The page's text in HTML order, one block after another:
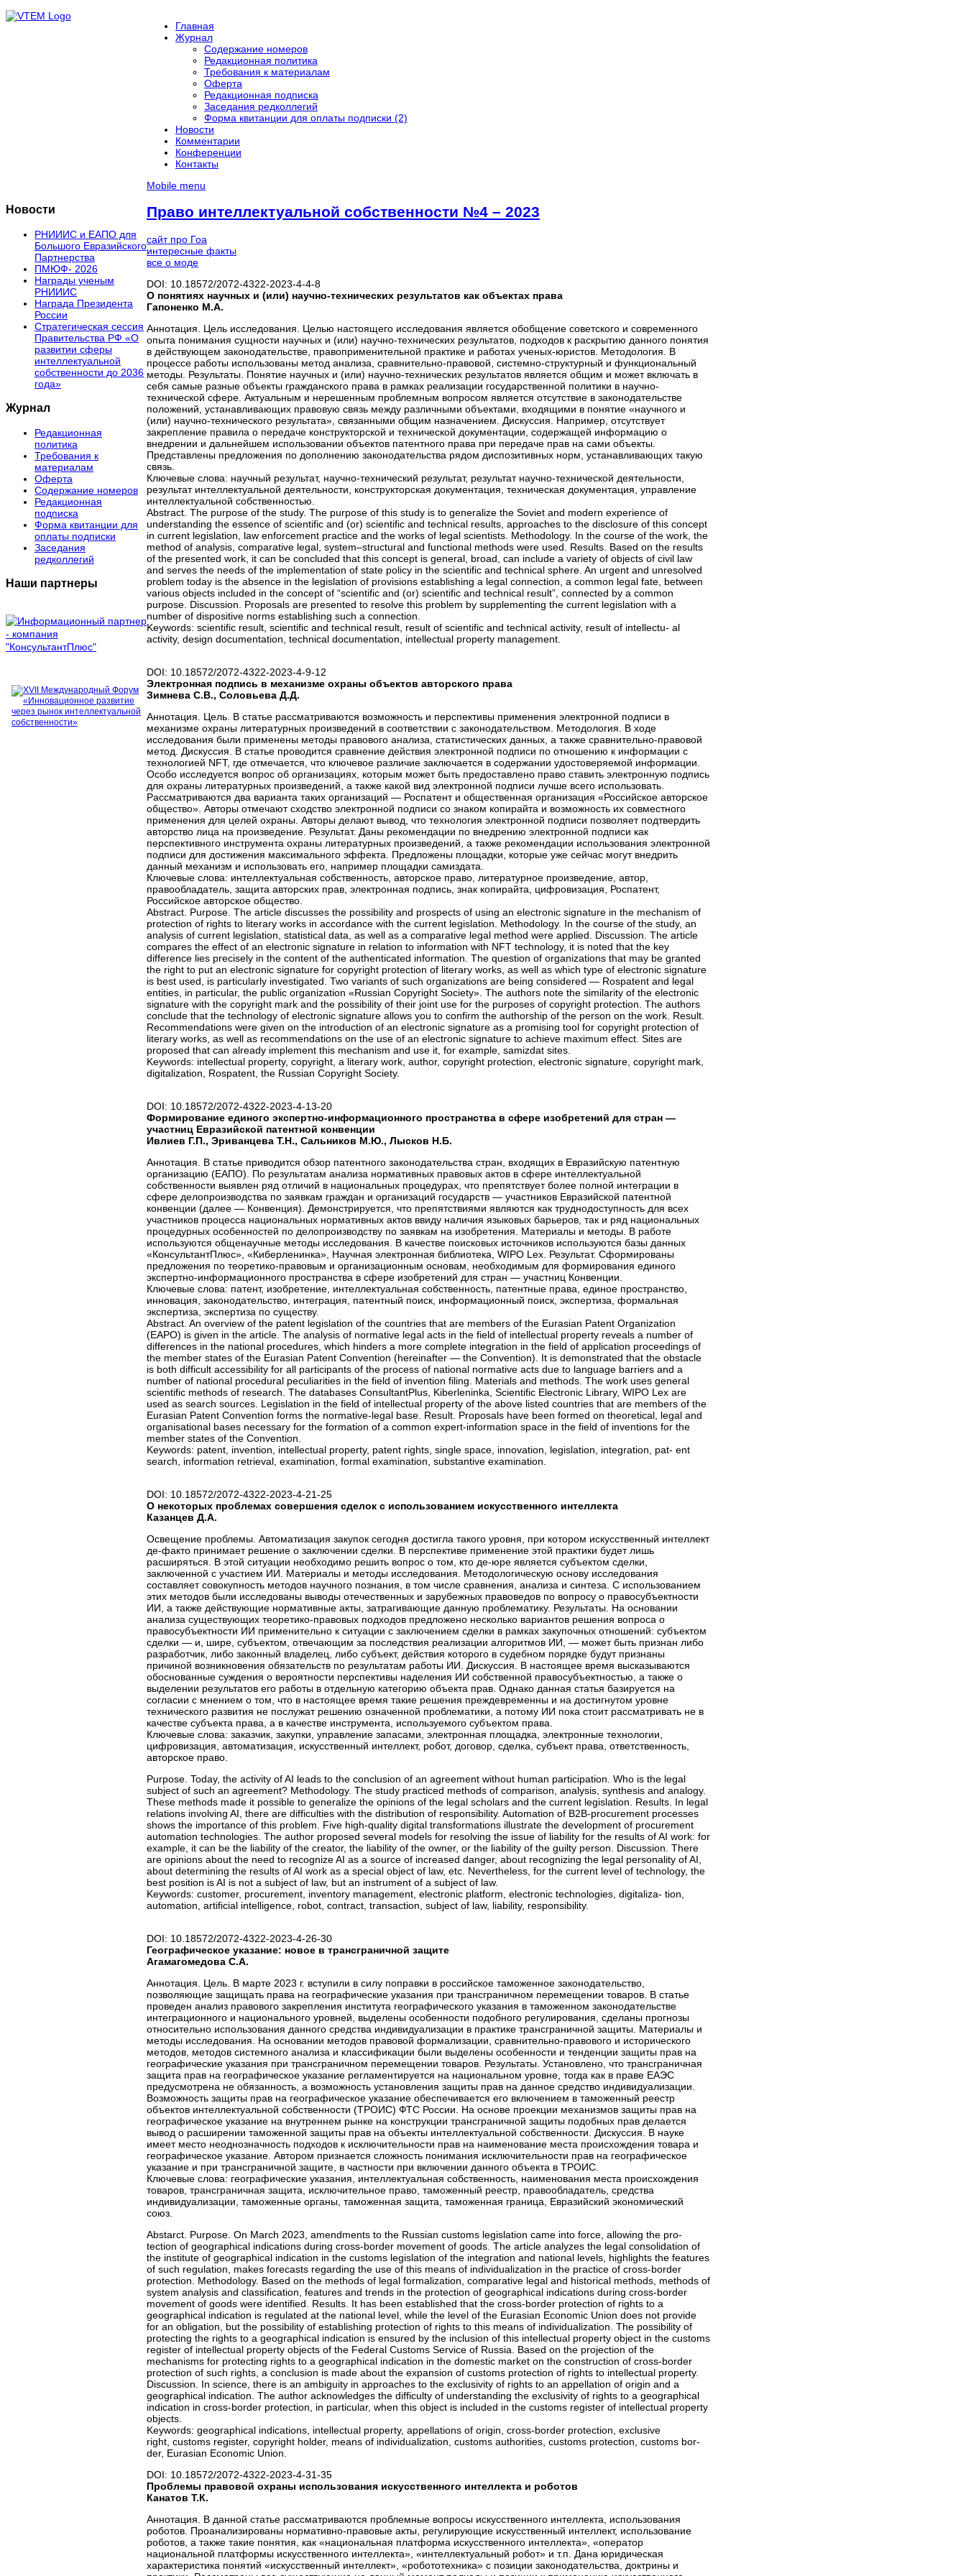
Главная
Журнал
Содержание номеров
Редакционная политика
Требования к материалам
Оферта
Редакционная подписка
Заседания редколлегий
Форма квитанции для оплаты подписки (2)
Новости
Комментарии
Конференции
Контакты
Mobile menu
Новости
РНИИИС и ЕАПО для
Большого Евразийского
Партнерства
ПМЮФ- 2026
Награды ученым
РНИИИС
Награда Президента
России
Стратегическая сессия
Правительства РФ «О
развитии сферы
интеллектуальной
собственности до 2036
года»
Журнал
Редакционная
политика
Требования к
материалам
Оферта
Содержание номеров
Редакционная
подписка
Форма квитанции для
оплаты подписки
Заседания
редколлегий
Наши партнеры
Право интеллектуальной собственности №4 – 2023
сайт про Гоа
интересные факты
все о моде
DOI: 10.18572/2072-4322-2023-4-4-8
О понятиях научных и (или) научно-технических результатов как объектах права
Гапоненко М.А.
Аннотация. Цель исследования. Целью настоящего исследования является обобщение советского и современного
опыта понимания сущности научных и (или) научно-технических результатов, подходов к раскрытию данного понятия
в действующем законодательстве, правоприменительной практике и работах ученых-юристов. Методология. В
процессе работы использованы метод анализа, сравнительно-правовой, системно-структурный и функциональный
методы. Результаты. Понятие научных и (или) научно-технических результатов является общим и может включать в
себя самые разные объекты гражданского права в рамках реализации государственной политики в научно-
технической сфере. Актуальным и нерешенным проблемным вопросом является отсутствие в законодательстве
положений, устанавливающих правовую связь между различными объектами, входящими в понятие «научного и
(или) научно-технического результата», связанными общим назначением. Дискуссия. Например, отсутствует
закрепление правила о передаче конструкторской и технической документации, содержащей информацию о
внедрении и дальнейшем использовании объектов патентного права при передаче прав на сами объекты.
Представлены предложения по дополнению законодательства рядом диспозитивных норм, устанавливающих такую
связь.
Ключевые слова: научный результат, научно-технический результат, результат научно-технической деятельности,
результат интеллектуальной деятельности, конструкторская документация, техническая документация, управление
интеллектуальной собственностью.
Abstract. The purpose of the study. The purpose of this study is to generalize the Soviet and modern experience of
understanding the essence of scientific and (or) scientific and technical results, approaches to the disclosure of this concept
in current legislation, law enforcement practice and the works of legal scientists. Methodology. In the course of the work, the
method of analysis, comparative legal, system–structural and functional methods were used. Results. Based on the results
of the presented work, it can be concluded that this concept is general, broad, can include a variety of objects of civil law
and serves the needs of the implementation of state policy in the scientific and technical sphere. An urgent and unresolved
problem today is the absence in the legislation of provisions establishing a legal connection, a common legal fate, between
various objects included in the concept of “scientific and (or) scientific and technical result”, connected by a common
purpose. Discussion. Proposals are presented to resolve this problem by supplementing the current legislation with a
number of dispositive norms establishing such a connection.
Keywords: scientific result, scientific and technical result, result of scientific and technical activity, result of intellectu- al
activity, design documentation, technical documentation, intellectual property management.
DOI: 10.18572/2072-4322-2023-4-9-12
Электронная подпись в механизме охраны объектов авторского права
Зимнева С.В., Соловьева Д.Д.
Аннотация. Цель. В статье рассматриваются возможность и перспективы применения электронной подписи в
механизме охраны литературных произведений в соответствии с законодательством. Методология. В ходе
исследования были применены методы правового анализа, статистических данных, а также сравнительно-правовой
метод. Дискуссия. В статье проводится сравнение действия электронной подписи по отношению к информации с
технологией NFT, где отмечается, что ключевое различие заключается в содержании удостоверяемой информации.
Особо исследуется вопрос об организациях, которым может быть предоставлено право ставить электронную подпись
для охраны литературных произведений, а также какой вид электронной подписи лучше всего использовать.
Рассматриваются два варианта таких организаций — Роспатент и общественная организация «Российское авторское
общество». Авторы отмечают сходство электронной подписи со знаком копирайта и возможность их совместного
применения для целей охраны. Авторы делают вывод, что технология электронной подписи позволяет подтвердить
авторство лица на произведение. Результат. Даны рекомендации по внедрению электронной подписи как
перспективного инструмента охраны литературных произведений, а также рекомендации использования электронной
подписи для достижения максимального эффекта. Предложены площадки, которые уже сейчас могут внедрить
данный механизм и использовать его, например площадки самиздата.
Ключевые слова: интеллектуальная собственность, авторское право, литературное произведение, автор,
правообладатель, защита авторских прав, электронная подпись, знак копирайта, цифровизация, Роспатент,
Российское авторское общество.
Abstract. Purpose. The article discusses the possibility and prospects of using an electronic signature in the mechanism of
protection of rights to literary works in accordance with the current legislation. Methodology. In the course of the study, an
analysis of current legislation, statistical data, as well as a comparative legal method were applied. Discussion. The article
compares the effect of an electronic signature in relation to information with NFT technology, it is noted that the key
difference lies precisely in the content of the authenticated information. The question of organizations that may be granted
the right to put an electronic signature for copyright protection of literary works, as well as which type of electronic signature
is best used, is particularly investigated. Two variants of such organizations are being considered — Rospatent and legal
entities, in particular, the public organization «Russian Copyright Society». The authors note the similarity of the electronic
signature with the copyright mark and the possibility of their joint use for the purposes of copyright protection. The authors
conclude that the technology of electronic signature allows you to confirm the authorship of the person on the work. Result.
Recommendations were given on the introduction of an electronic signature as a promising tool for copyright protection of
literary works, as well as recommendations on the use of an electronic signature to achieve maximum effect. Sites are
proposed that can already implement this mechanism and use it, for example, samizdat sites.
Keywords: intellectual property, copyright, a literary work, author, copyright protection, electronic signature, copyright mark,
digitalization, Rospatent, the Russian Copyright Society.
DOI: 10.18572/2072-4322-2023-4-13-20
Формирование единого экспертно-информационного пространства в сфере изобретений для стран —
участниц Евразийской патентной конвенции
Ивлиев Г.П., Эриванцева Т.Н., Сальников М.Ю., Лысков Н.Б.
Аннотация. В статье приводится обзор патентного законодательства стран, входящих в Евразийскую патентную
организацию (ЕАПО). По результатам анализа нормативных правовых актов в сфере интеллектуальной
собственности выявлен ряд отличий в национальных процедурах, что препятствует более полной интеграции в
сфере делопроизводства по заявкам граждан и организаций государств — участников Евразийской патентной
конвенции (далее — Конвенция). Демонстрируется, что препятствиями являются как труднодоступность для всех
участников процесса национальных нормативных актов ввиду наличия языковых барьеров, так и ряд национальных
процедурных особенностей по делопроизводству по заявкам на изобретения. Материалы и методы. В работе
используются общенаучные методы исследования. В качестве поисковых источников используются базы данных
«КонсультантПлюс», «Киберленинка», Научная электронная библиотека, WIPO Lex. Результат. Сформированы
предложения по теоретико-правовым и организационным основам, необходимым для формирования единого
экспертно-информационного пространства в сфере изобретений для стран — участниц Конвенции.
Ключевые слова: патент, изобретение, интеллектуальная собственность, патентные права, единое пространство,
инновация, законодательство, интеграция, патентный поиск, информационный поиск, экспертиза, формальная
экспертиза, экспертиза по существу.
Abstract. An overview of the patent legislation of the countries that are members of the Eurasian Patent Organization
(EAPO) is given in the article. The analysis of normative legal acts in the field of intellectual property reveals a number of
differences in the national procedures, which hinders a more complete integration in the field of application proceedings of
the member states of the Eurasian Patent Convention (hereinafter — the Convention). It is demonstrated that the obstacle
is both difficult accessibility for all participants of the process of national normative acts due to language barriers and a
number of national procedural peculiarities in the field of invention filing. Materials and methods. The work uses general
scientific methods of research. The databases ConsultantPlus, Kiberleninka, Scientific Electronic Library, WIPO Lex are
used as search sources. Legislation in the field of intellectual property of the above listed countries that are members of the
Eurasian Patent Convention forms the normative-legal base. Result. Proposals have been formed on theoretical, legal and
organisational bases necessary for the formation of a common expert-information space in the field of inventions for the
member states of the Convention.
Keywords: patent, invention, intellectual property, patent rights, single space, innovation, legislation, integration, pat- ent
search, information retrieval, examination, formal examination, substantive examination.
DOI: 10.18572/2072-4322-2023-4-21-25
О некоторых проблемах совершения сделок с использованием искусственного интеллекта
Казанцев Д.А.
Освещение проблемы. Автоматизация закупок сегодня достигла такого уровня, при котором искусственный интеллект
де-факто принимает решение о заключении сделки. В перспективе применение этой практики будет лишь
расширяться. В этой ситуации необходимо решить вопрос о том, кто де-юре является субъектом сделки,
заключенной с участием ИИ. Материалы и методы исследования. Методологическую основу исследования
составляет совокупность методов научного познания, в том числе сравнения, анализа и синтеза. С использованием
этих методов были исследованы выводы отечественных и зарубежных правоведов по вопросу о правосубъектности
ИИ, а также действующие нормативные акты, затрагивающие данную проблематику. Результаты. На основании
анализа существующих теоретико-правовых подходов предложено несколько вариантов решения вопроса о
правосубъектности ИИ применительно к ситуации с заключением сделки в рамках закупочных отношений: субъектом
сделки — и, шире, субъектом, отвечающим за последствия реализации алгоритмов ИИ, — может быть признан либо
разработчик, либо законный владелец, либо субъект, действия которого в судебном порядке будут признаны
причиной возникновения обязательств по результатам работы ИИ. Дискуссия. В настоящее время высказываются
обоснованные суждения о вероятности перспективы наделения ИИ собственной правосубъектностью, а также о
выделении результатов его работы в отдельную категорию объекта прав. Однако данная статья базируется на
согласии с мнением о том, что в настоящее время такие решения преждевременны и на достигнутом уровне
технического развития не послужат решению означенной проблематики, а потому ИИ пока стоит рассматривать не в
качестве субъекта права, а в качестве инструмента, используемого субъектом права.
Ключевые слова: заказчик, закупки, управление запасами, электронная площадка, электронные технологии,
цифровизация, автоматизация, искусственный интеллект, робот, договор, сделка, субъект права, ответственность,
авторское право.
Purpose. Today, the activity of AI leads to the conclusion of an agreement without human participation. Who is the legal
subject of such an agreement? Methodology. The study practiced methods of comparison, analysis, synthesis and analogy.
These methods made it possible to generalize the opinions of the legal scholars and the current legislation. Results. In legal
relations involving AI, there are difficulties with the distribution of responsibility. Automation of B2B-procurement processes
shows the importance of this problem. Five high-quality digital transformations illustrate the development of procurement
automation technologies. The author proposed several models for resolving the issue of liability for the results of AI work: for
example, it can be the liability of the creator, the liability of the owner, or the liability of the guilty person. Discussion. There
are opinions about the need to recognize AI as a source of increased danger, about recognizing the legal personality of AI,
about determining the results of AI work as a special object of law, etc. Nevertheless, for the current level of technology, the
best position is AI is not a subject of law, but an instrument of a subject of law.
Keywords: customer, procurement, inventory management, electronic platform, electronic technologies, digitaliza- tion,
automation, artificial intelligence, robot, contract, transaction, subject of law, liability, responsibility.
DOI: 10.18572/2072-4322-2023-4-26-30
Географическое указание: новое в трансграничной защите
Агамагомедова С.А.
Аннотация. Цель. В марте 2023 г. вступили в силу поправки в российское таможенное законодательство,
позволяющие защищать права на географические указания при трансграничном перемещении товаров. В статье
проведен анализ правового закрепления института географического указания в таможенном законодательстве
интеграционного и национального уровней, выделены особенности подобного регулирования, сделаны прогнозы
относительно использования данного средства индивидуализации в практике трансграничной защиты. Материалы и
методы исследования. На основании методов правовой формализации, сравнительно-правового и исторического
методов, методов системного анализа и классификации были выделены особенности и тенденции защиты прав на
географические указания при трансграничном перемещении товаров. Результаты. Установлено, что трансграничная
защита прав на географическое указание регламентируется на национальном уровне, тогда как в праве ЕАЭС
предусмотрена не обязанность, а возможность установления защиты прав на данное средство индивидуализации.
Возможность защиты прав на географическое указание обеспечивается его включением в таможенный реестр
объектов интеллектуальной собственности (ТРОИС) ФТС России. На основе проекции механизмов защиты прав на
географическое указание на внутреннем рынке на конструкции трансграничной защиты подобных прав делается
вывод о расширении таможенной защиты прав на объекты интеллектуальной собственности. Дискуссия. В науке
имеет место неоднозначность подходов к исключительности прав на наименование места происхождения товара и
географическое указание. Автором признается сложность понимания исключительности прав на географическое
указание и при трансграничной защите, в частности при включении данного объекта в ТРОИС.
Ключевые слова: географические указания, интеллектуальная собственность, наименования места происхождения
товаров, трансграничная защита, исключительное право, таможенный реестр, правообладатель, средства
индивидуализации, таможенные органы, таможенная защита, таможенная граница, Евразийский экономический
союз.
Abstarct. Purpose. On March 2023, amendments to the Russian customs legislation came into force, allowing the pro-
tection of geographical indications during cross-border movement of goods. The article analyzes the legal consolidation of
the institute of geographical indication in the customs legislation of the integration and national levels, highlights the features
of such regulation, makes forecasts regarding the use of this means of individualization in the practice of cross-border
protection. Methodology. Based on the methods of legal formalization, comparative legal and historical methods, methods of
system analysis and classification, features and trends in the protection of geographical indications during cross-border
movement of goods were identified. Results. It has been established that the cross-border protection of rights to a
geographical indication is regulated at the national level, while the level of the Eurasian Economic Union does not provide
for an obligation, but the possibility of establishing protection of rights to this means of individualization. The possibility of
protecting the rights to a geographical indication is ensured by the inclusion of this intellectual property object in the customs
register of intellectual property objects of the Federal Customs Service of Russia. Based on the projection of the
mechanisms for protecting rights to a geographical indication in the domestic market on the construction of cross-border
protection of such rights, a conclusion is made about the expansion of customs protection of rights to intellectual property.
Discussion. In science, there is an ambiguity in approaches to the exclusivity of rights to an appellation of origin and a
geographical indication. The author acknowledges the difficulty of understanding the exclusivity of rights to a geographical
indication in cross-border protection, in particular, when this object is included in the customs register of intellectual property
objects.
Keywords: geographical indications, intellectual property, appellations of origin, cross-border protection, exclusive
right, customs register, copyright holder, means of individualization, customs authorities, customs protection, customs bor-
der, Eurasian Economic Union.
DOI: 10.18572/2072-4322-2023-4-31-35
Проблемы правовой охраны использования искусственного интеллекта и роботов
Канатов Т.К.
Аннотация. В данной статье рассматриваются проблемные вопросы искусственного интеллекта, использования
роботов. Проанализированы нормативно-правовые акты, регулирующие искусственный интеллект, использование
роботов, а также такие понятия, как «национальная платформа искусственного интеллекта», «оператор
национальной платформы искусственного интеллекта», «интеллектуальный робот» и т.п. Дана юридическая
характеристика понятий «искусственный интеллект», «робототехника» с позиции законодательства, доктрины и